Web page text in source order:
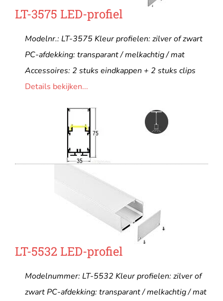
LT-3575 LED-profiel
Modelnr.: LT-3575 Kleur profielen: zilver of zwart
PC-afdekking: transparant / melkachtig / mat
Accessoires: 2 stuks eindkappen + 2 stuks clips
Details bekijken...
LT-5532 LED-profiel
Modelnummer: LT-5532 Kleur profielen: zilver of
zwart PC-afdekking: transparant / melkachtig / mat